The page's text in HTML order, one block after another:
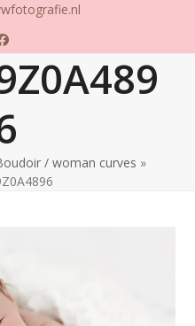
Facebook
/ woman curves »